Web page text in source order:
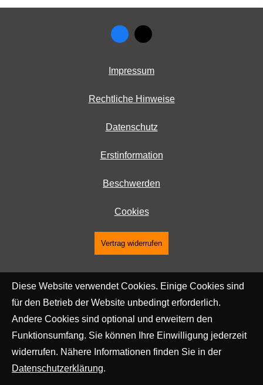
Impressum
Rechtliche Hinweise
Datenschutz
Erstinformation
Beschwerden
Cookies
Vertrag widerrufen
Diese Website verwendet Cookies. Einige Cookies sind
für den Betrieb der Website unbedingt erforderlich.
Andere Cookies sind optional und erweitern den
Funktionsumfang. Sie können Ihre Einwilligung jederzeit
widerrufen. Nähere Informationen finden Sie in der
Datenschutzerklärung.